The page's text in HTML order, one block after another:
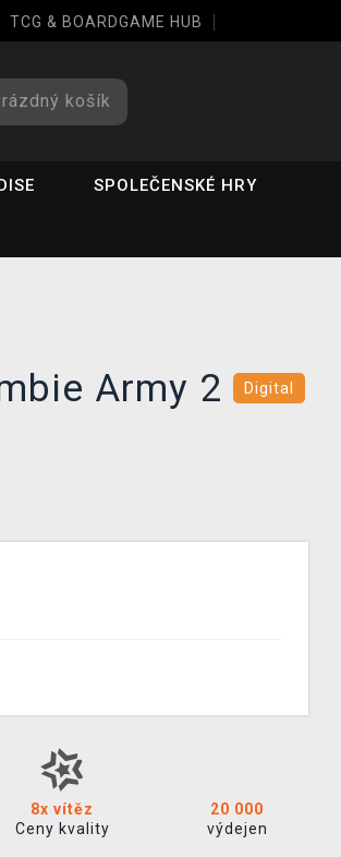
TCG & BOARDGAME HUB
košík
SPOLEČENSKÉ HRY
Army 2 Digital
8x vítěz
Ceny kvality
20 000
výdejen